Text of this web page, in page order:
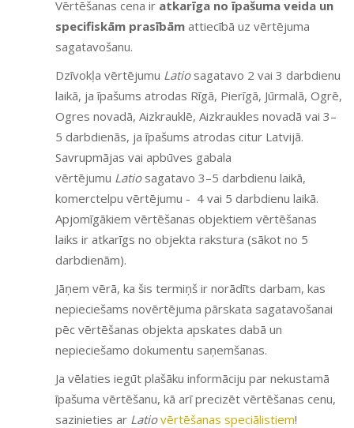
Vērtēšanas cena ir atkarīga no īpašuma veida un
specifiskām prasībām attiecībā uz vērtējuma
sagatavošanu.
Dzīvokļa vērtējumu Latiosagatavo 2 vai 3 darbdienu
laikā, ja īpašums atrodas Rīgā, Pierīgā, Jūrmalā, Ogrē,
Ogres novadā, Aizkrauklē, Aizkraukles novadā vai 3–
5 darbdienās, ja īpašums atrodas citur Latvijā.
Savrupmājas vai apbūves gabala
vērtējumu Latiosagatavo 3–5 darbdienu laikā,
komerctelpu vērtējumu - 4 vai 5 darbdienu laikā.
Apjomīgākiem vērtēšanas objektiem vērtēšanas
laiks ir atkarīgs no objekta rakstura (sākot no 5
darbdienām).
Jāņem vērā, ka šis termiņš ir norādīts darbam, kas
nepieciešams novērtējuma pārskata sagatavošanai
pēc vērtēšanas objekta apskates dabā un
nepieciešamo dokumentu saņemšanas.
Ja vēlaties iegūt plašāku informāciju par nekustamā
īpašuma vērtēšanu, kā arī precizēt vērtēšanas cenu,
sazinieties ar Latio vērtēšanas speciālistiem!